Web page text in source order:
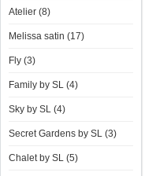
Atelier (8)
Melissa satin (17)
Fly (3)
Family by SL (4)
Sky by SL (4)
Secret Gardens by SL (3)
Chalet by SL (5)